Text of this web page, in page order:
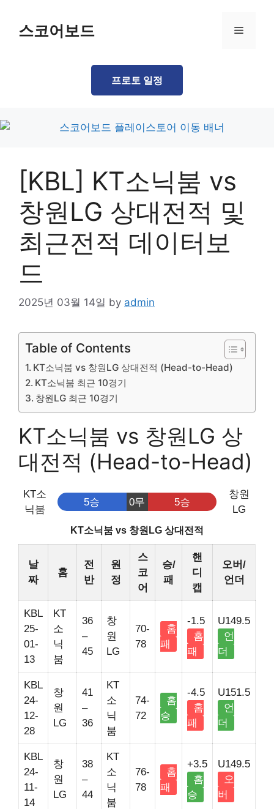
content스코어보드 Menu
프로토 일정
[KBL] KT소닉붐 vs
창원LG 상대전적 및
최근전적 데이터보
드
2025년 03월 14일 by admin
Table of Contents
KT소닉붐 vs 창원LG 상대전적 (Head-to-Head)
KT소닉붐 최근 10경기
창원LG 최근 10경기
KT소닉붐 vs 창원LG 상
대전적 (Head-to-Head)
KT소
닉붐
5승 0무 5승
창원
LG
KT소닉붐 vs 창원LG 상대전적
날
짜
홈
전
반
원
정
스
코
어
승/
패
핸
디
캡
오버/
언더
KBL
25-
01-
13
KT
소
닉
붐
36
–
45
창
원
LG
70-
78
홈
패
-1.5
홈
패
U149.5
언
더
KBL
24-
12-
28
창
원
LG
41
–
36
KT
소
닉
붐
74-
72
홈
승
-4.5
홈
패
U151.5
언
더
KBL
24-
11-
14
창
원
LG
38
–
44
KT
소
닉
붐
76-
78
홈
패
+3.5
홈
승
U149.5
오
버